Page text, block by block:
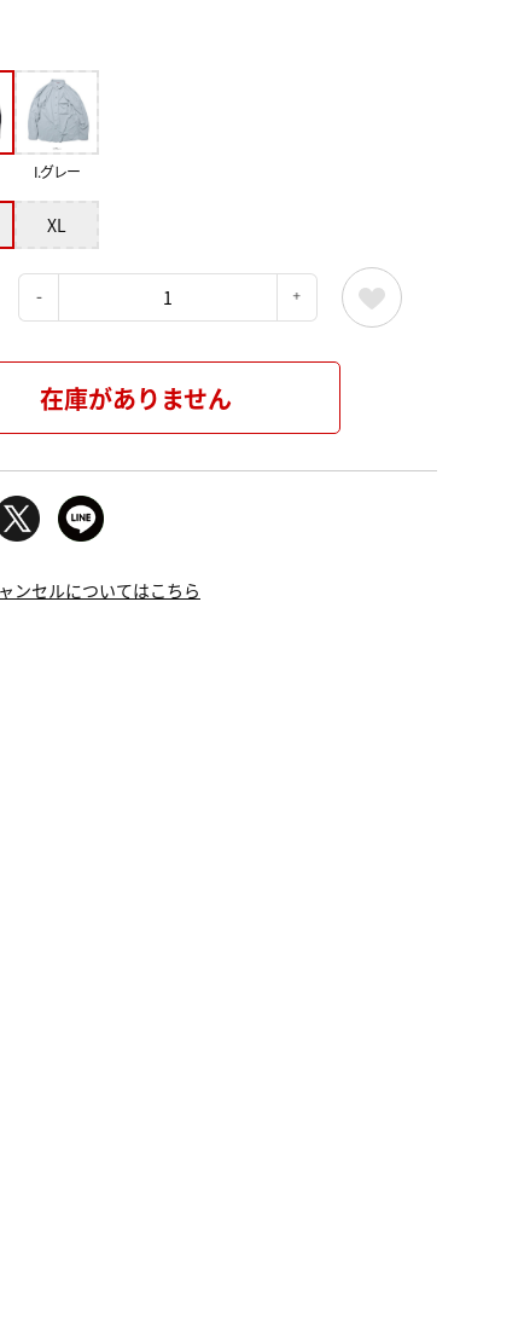
I.グレー
XL
在庫がありません
ンセルについてはこちら